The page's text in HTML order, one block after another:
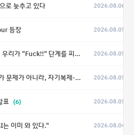
로 늦추고 있다 2026.08.06
등장 2026.08.05
단계를 피할 수 있기를 바랄 뿐" 2026.08.05
한 지능형 시스템의 피해에는 이론적으로 상한이 없다는 것이 문제" 2026.08.05
표 (6) 2026.08.05
이미 와 있다." 2026.08.04